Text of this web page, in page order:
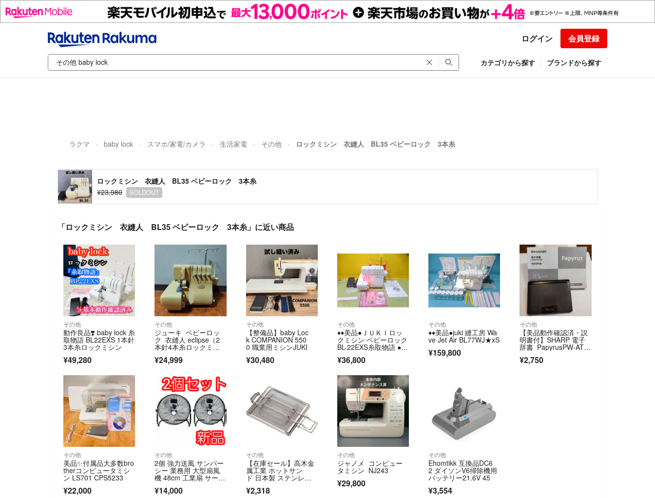
ログイン 会員登録
カテゴリから探す ブランドから探す
ラクマ baby lock スマホ/家電/カメラ 生活家電 その他 ロックミシン 衣縫人 BL35 ベビーロック 3本糸
ロックミシン 衣縫人 BL35 ベビーロック 3本糸
¥23,980
SOLDOUT
「ロックミシン 衣縫人 BL35 ベビーロック 3本糸」に近い商品
その他
動作良品❣️ baby lock 糸
取物語 BL22EXS 1本針
3本糸ロックミシン
¥49,280
その他
ジューキ ベビーロッ
ク 衣縫人 eclipse（2
本針4本糸ロックミシ
ン）
¥24,999
その他
【整備品】baby Loc
k COMPANION 550
0 職業用ミシンJUKI
¥30,480
その他
♦️♦️美品●ＪＵＫＩロッ
クミシン ベビーロック
BL-22EXS糸取物語 ●61
¥36,800
その他
♦️♦️美品●juki 縫工房 Wa
ve Jet Air BL77WJ★xS
¥159,800
その他
【美品動作確認済・説
明書付】SHARP 電子
辞書 PapyrusPW-AT7
60
¥2,750
その他
美品✨付属品大多数bro
therコンピュータミシ
ン LS701 CPS5233
¥22,000
その他
2個 強力送風 サンパー
シー 業務用 大型扇風
機 48cm 工業扇 サーキ
480m 3段階 150°角度
¥14,000
その他
【在庫セール】高木金
属工業 ホットサン
ド 日本製 ステンレス
¥2,318
その他
ジャノメ コンピュー
タミシン NJ243
¥29,800
その他
Ehomtikk 互換品DC6
2 ダイソンV6掃除機用
バッテリー21.6V 45
¥3,554